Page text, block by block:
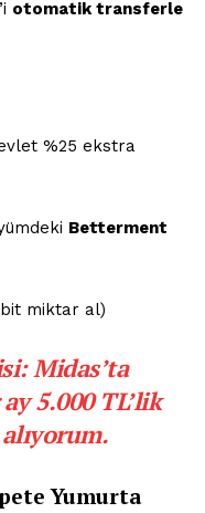
otomatik transferle
%25 ekstra
Betterment
miktar al)
Midas’ta
5.000 TL’lik
Yumurta